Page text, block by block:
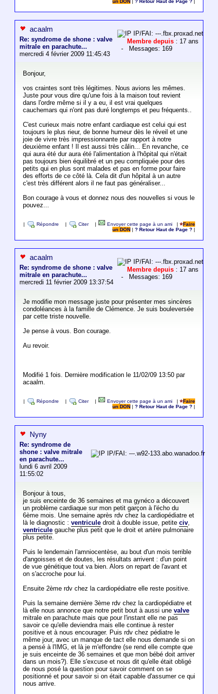
un DON |? Retour Haut de Page ?
acaalm
Re: syndrome de shone : valve
mitrale en parachute...
mercredi 4 février 2009 11:45:43
IP/FAI: ---.fbx.proxad.net
Membre depuis : 17 ans
- Messages: 169
Bonjour,
vos craintes sont très légitimes. Nous avions les mêmes.
Juste pour vous dire qu'une fois à la maison tout revient
dans l'ordre même si il y a eu, il est vrai quelques
cauchemars qui n'ont pas duré longtemps et peu fréquents..
C'est curieux mais notre enfant cardiaque est celui qui est
toujours le plus rieur, de bonne humeur dès le réveil et une
joie de vivre très impressionnante par rapport à notre
deuxième enfant ! Il est aussi très câlin... En revanche, ce
qui aura été dur aura été l'alimentation à l'hôpital qui n'était
pas toujours bien équilibré et un peu compliquée pour des
petits qui en plus sont malades et pas en forme pour faire
des efforts de ce côté là. Cela dit d'un hôpital à un autre
c'est très différent alors il ne faut pas généraliser...
Bon courage à vous et donnez nous des nouvelles si vous le
pouvez...
Répondre Citer Envoyer cette page à un ami |
Faire
un DON
|? Retour Haut de Page ?
acaalm
Re: syndrome de shone : valve
mitrale en parachute...
mercredi 11 février 2009 13:37:54
IP/FAI: ---.fbx.proxad.net
Membre depuis : 17 ans
- Messages: 169
Je modifie mon message juste pour présenter mes sincères
condoléances à la famille de Clémence. Je suis bouleversée
par cette triste nouvelle.
Je pense à vous. Bon courage.
Au revoir.
Modifié 1 fois. Dernière modification le 11/02/09 13:50 par
acaalm.
Répondre Citer Envoyer cette page à un ami |
Faire
un DON
|? Retour Haut de Page ?
Nyny
Re: syndrome de
shone : valve mitrale
en parachute...
lundi 6 avril 2009
11:55:02
IP/FAI: ---.w92-133.abo.wanadoo.fr
Bonjour à tous,
je suis enceinte de 36 semaines et ma gynéco a découvert
un problème cardiaque sur mon petit garçon à l'écho du
6ème mois. Une semaine après rdv chez la cardiopédiatre et
là le diagnostic : ventriculedroit à double issue, petite civ,
ventriculegauche plus petit que le droit et artère pulmonaire
plus petite.
Puis le lendemain l'amniocentèse, au bout d'un mois terrible
d'angoisses et de doutes, les résultats arrivent : d'un point
de vue génétique tout va bien. Alors on repart de l'avant et
on s'accroche pour lui.
Ensuite 2ème rdv chez la cardiopédiatre elle reste positive.
Puis la semaine dernière 3ème rdv chez la cardiopédiatre et
là elle nous annonce que notre petit bout à aussi une valve
mitrale en parachute mais que pour l'instant elle ne pas
savoir ce qu'elle deviendra mais elle continue à rester
positive et à nous encourager. Puis rdv chez pédiatre le
même jour, avec un manque de tact elle nous demande si on
a pensé à l'IMG, et là je m'effondre (se rend elle compte que
je suis enceinte de 36 semaines et que mon bébé doit arriver
dans un mois?). Elle s'excuse et nous dit qu'elle était obligé
de nous posé la question pour savoir comment on se
positionné et pour savoir si on était capable d'assumer ce qui
nous arrive.